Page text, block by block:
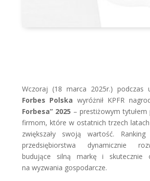
Wczoraj (18 marca 2025r.) podczas
Forbes Polska wyróżnił KPFR
Forbesa” 2025 – prestiżowym tytułem
firmom, które w ostatnich trzech
zwiększały swoją wartość.
przedsiębiorstwa dynamicznie
budujące silną markę i skutecznie
na wyzwania gospodarcze.